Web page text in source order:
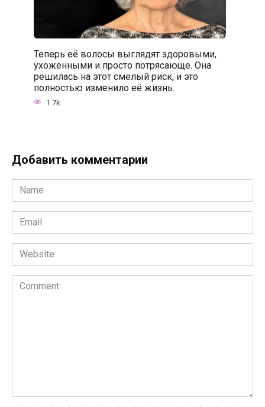
Теперь её волосы выглядят здоровыми,
ухоженными и просто потрясающе. Она
решилась на этот смелый риск, и это
полностью изменило её жизнь.
1.7k.
Добавить комментарии
Name
*
Email
*
Website
Comment